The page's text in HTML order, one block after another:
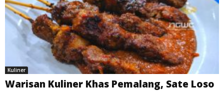
Kuliner
Warisan Kuliner Khas Pemalang, Sate Loso